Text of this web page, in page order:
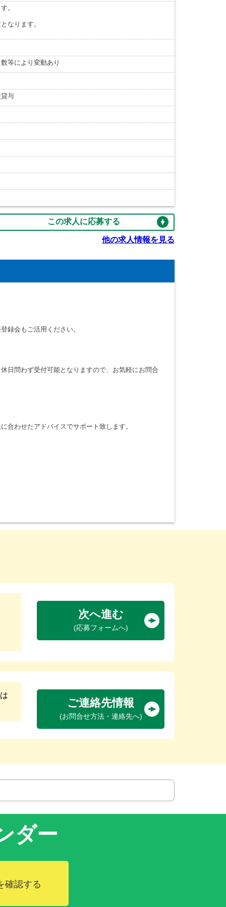
。
なります。
等により変動あり
与
この求人に応募する
他の求人情報を見る
録会もご活用ください。
日問わず受付可能となりますので、お気軽にお問合
合わせたアドバイスでサポート致します。
次へ進む
(応募フォームへ)
ご連絡先情報
(お問合せ方法・連絡先へ)
ダー
確認する